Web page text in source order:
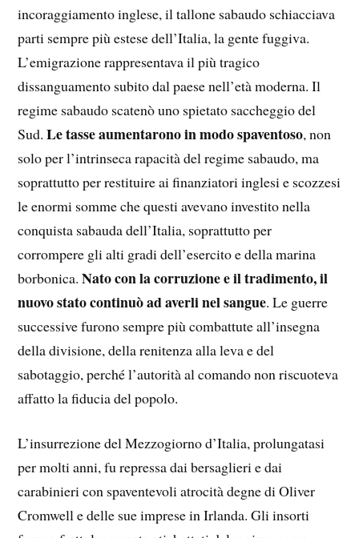
incoraggiamento inglese, il tallone sabaudo schiacciava
parti sempre più estese dell’Italia, la gente fuggiva.
L’emigrazione rappresentava il più tragico
dissanguamento subito dal paese nell’età moderna. Il
regime sabaudo scatenò uno spietato saccheggio del
Sud.Le tasse aumentarono in modo spaventoso, non
solo per l’intrinseca rapacità del regime sabaudo, ma
soprattutto per restituire ai finanziatori inglesi e scozzesi
le enormi somme che questi avevano investito nella
conquista sabauda dell’Italia, soprattutto per
corrompere gli alti gradi dell’esercito e della marina
borbonica.Nato con la corruzione e il tradimento, il
nuovo stato continuò ad averli nel sangue. Le guerre
successive furono sempre più combattute all’insegna
della divisione, della renitenza alla leva e del
sabotaggio, perché l’autorità al comando non riscuoteva
affatto la fiducia del popolo.
L’insurrezione del Mezzogiorno d’Italia, prolungatasi
per molti anni, fu repressa dai bersaglieri e dai
carabinieri con spaventevoli atrocità degne di Oliver
Cromwell e delle sue imprese in Irlanda. Gli insorti